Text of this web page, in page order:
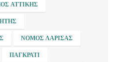
ΑΤΤΙΚΉΣ
ΝΟΜΌΣ ΛΆΡΙΣΑΣ
ΠΑΓΚΡΆΤΙ